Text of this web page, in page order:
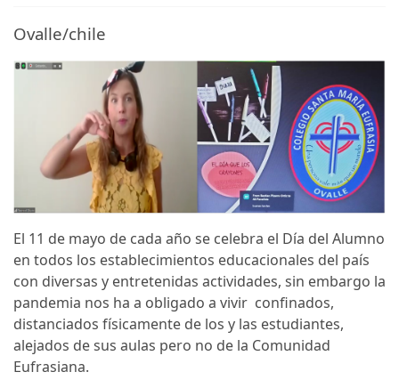
Ovalle/chile
El 11 de mayo de cada año se celebra el Día del Alumno
en todos los establecimientos educacionales del país
con diversas y entretenidas actividades, sin embargo la
pandemia nos ha a obligado a vivir confinados,
distanciados físicamente de los y las estudiantes,
alejados de sus aulas pero no de la Comunidad
Eufrasiana.